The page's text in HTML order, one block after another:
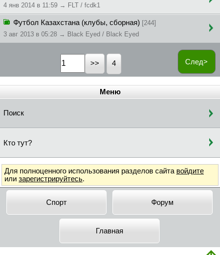
4 янв 2014 в 11:59 → FLT / fcdk1
Футбол Казахстана (клубы, сборная) [244]
3 авг 2013 в 05:28 → Black Eyed / Black Eyed
След>
4
Меню
Поиск
Кто тут?
Для полноценного использования разделов сайта войдите
или зарегистрируйтесь.
Спорт Форум
Главная